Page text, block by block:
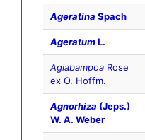
Ageratina Spach
AgeratumL.
Agiabampoa Rose
ex O. Hoffm.
Agnorhiza (Jeps.)
W. A. Weber